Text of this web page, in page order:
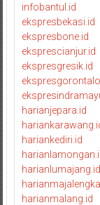
infobantul.id
ekspresbekasi.id
ekspresbone.id
eksprescianjur.id
ekspresgresik.id
harianjepara.id
hariankediri.id
harianlumajang.id
harianmalang.id